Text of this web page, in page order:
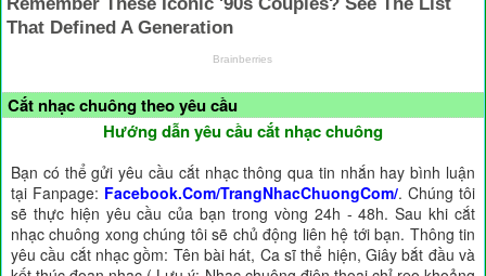
Cắt nhạc chuông theo yêu cầu
Hướng dẫn yêu cầu cắt nhạc chuông
Bạn có thể gửi yêu cầu cắt nhạc thông qua tin nhắn hay bình luận
tại Fanpage: Facebook.Com/TrangNhacChuongCom/. Chúng tôi
sẽ thực hiện yêu cầu của bạn trong vòng 24h - 48h. Sau khi cắt
nhạc chuông xong chúng tôi sẽ chủ động liên hệ tới bạn. Thông tin
yêu cầu cắt nhạc gồm: Tên bài hát, Ca sĩ thể hiện, Giây bắt đầu và